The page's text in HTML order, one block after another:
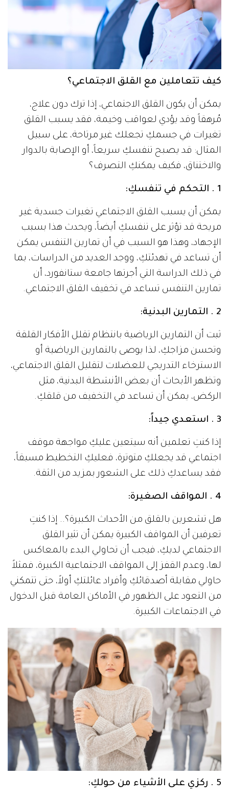
كيف تتعاملين مع القلق الاجتماعي؟
يمكن أن يكون القلق الاجتماعي، إذا ترك دون علاج،
مُرهقاً وقد يؤدي لعواقب وخيمة، فقد يسبب القلق
تغيرات في جسمكِ تجعلك غير مرتاحة، على سبيل
المثال: قد يصبح تنفسكِ سريعاً، أو الإصابة بالدوار
والاختناق، فكيف يمكنكِ التصرف؟
1 . التحكم في تنفسكِ:
يمكن أن يسبب القلق الاجتماعي تغيرات جسدية غير
مريحة قد تؤثر على تنفسكِ أيضاً، ويحدث هذا بسبب
الإجهاد، وهذا هو السبب في أن تمارين التنفس يمكن
أن تساعد في تهدئتكِ، ووجد العديد من الدراسات، بما
في ذلك الدراسة التي أجرتها جامعة ستانفورد، أن
تمارين التنفس تساعد في تخفيف القلق الاجتماعي.
2 . التمارين البدنية:
ثبت أن التمارين الرياضية بانتظام تقلل الأفكار القلقة
وتحسن مزاجكِ، لذا يوصى بالتمارين الرياضية أو
الاسترخاء التدريجي للعضلات لتقليل القلق الاجتماعي،
وتظهر الأبحاث أن بعض الأنشطة البدنية، مثل
الركض، يمكن أن تساعد في التخفيف من قلقكِ.
3 . استعدي جيداً:
إذا كنتِ تعلمين أنه سيتعين عليكِ مواجهة موقف
اجتماعي قد يجعلكِ متوترة، فعليكِ التخطيط مسبقاً،
فقد يساعدكِ ذلك على الشعور بمزيد من الثقة.
4 . المواقف الصغيرة:
هل تشعرين بالقلق من الأحداث الكبيرة؟.. إذا كنتِ
تعرفين أن المواقف الكبيرة يمكن أن تثير القلق
الاجتماعي لديكِ، فيجب أن تحاولي البدء بالمعاكس
لها، وعدم القفز إلى المواقف الاجتماعية الكبيرة، فمثلاً
حاولي مقابلة أصدقائكِ وأفراد عائلتكِ أولاً، حتى تتمكني
من التعود على الظهور في الأماكن العامة قبل الدخول
في الاجتماعات الكبيرة.
5 . ركزي على الأشياء من حولكِ: